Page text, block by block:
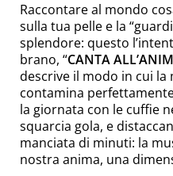
Raccontare al mondo
sulla tua pelle e la
splendore: questo
brano, “CANTA
descrive il modo in cui la
contamina
la giornata con le cuffie
squarcia gola, e
manciata di minuti: la
nostra anima, una